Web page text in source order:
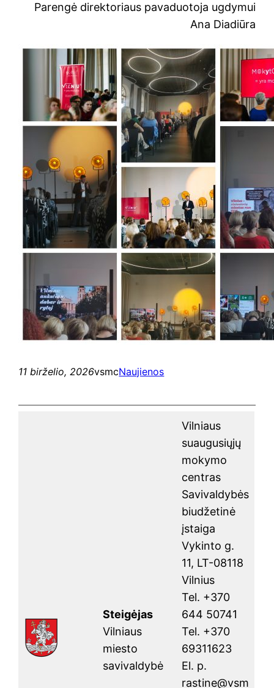
Parengė direktoriaus pavaduotoja ugdymui
Ana Diadiūra
11 birželio, 2026vsmcNaujienos
Steigėjas
Vilniaus
miesto
savivaldybė
Vilniaus
suaugusiųjų
mokymo
centras
Savivaldybės
biudžetinė
įstaiga
Vykinto g.
11, LT-08118
Vilnius
Tel. +370
644 50741
Tel. +370
69311623
El. p.
rastine@vsm